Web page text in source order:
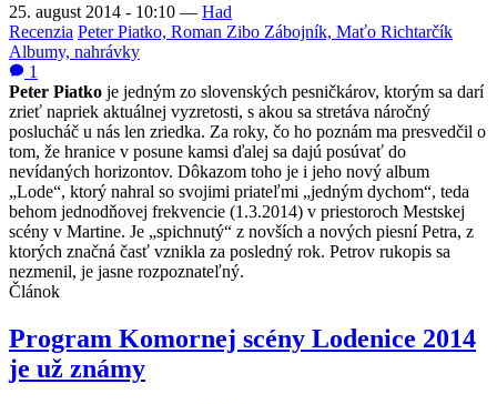
25. august 2014 - 10:10 — Had
Recenzia Peter Piatko, Roman Zibo Zábojník, Maťo Richtarčík
Albumy, nahrávky
1
Peter Piatko je jedným zo slovenských pesničkárov, ktorým sa darí
zrieť napriek aktuálnej vyzretosti, s akou sa stretáva náročný
poslucháč u nás len zriedka. Za roky, čo ho poznám ma presvedčil o
tom, že hranice v posune kamsi ďalej sa dajú posúvať do
nevídaných horizontov. Dôkazom toho je i jeho nový album
„Lode“, ktorý nahral so svojimi priateľmi „jedným dychom“, teda
behom jednodňovej frekvencie (1.3.2014) v priestoroch Mestskej
scény v Martine. Je „spichnutý“ z novších a nových piesní Petra, z
ktorých značná časť vznikla za posledný rok. Petrov rukopis sa
nezmenil, je jasne rozpoznateľný.
Článok
Program Komornej scény Lodenice 2014
je už známy